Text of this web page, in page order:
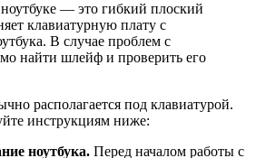
— это гибкий плоский
клавиатурную плату с
В случае проблем с
найти шлейф и проверить его
располагается под клавиатурой.
инструкциям ниже:
ноутбука. Перед началом работы с